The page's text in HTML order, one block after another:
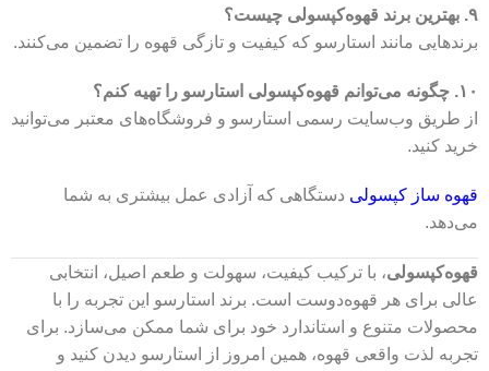
۹. بهترین برند قهوه‌کپسولی چیست؟
برندهایی مانند استارسو که کیفیت و تازگی قهوه را تضمین می‌کنند.
۱۰. چگونه می‌توانم قهوه‌کپسولی استارسو را تهیه کنم؟
از طریق وب‌سایت رسمی استارسو و فروشگاه‌های معتبر می‌توانید
خرید کنید.
قهوه ساز کپسولی دستگاهی که آزادی عمل بیشتری به شما
می‌دهد.
قهوه‌کپسولی، با ترکیب کیفیت، سهولت و طعم اصیل، انتخابی
عالی برای هر قهوه‌دوست است. برند استارسو این تجربه را با
محصولات متنوع و استاندارد خود برای شما ممکن می‌سازد. برای
تجربه لذت واقعی قهوه، همین امروز از استارسو دیدن کنید و